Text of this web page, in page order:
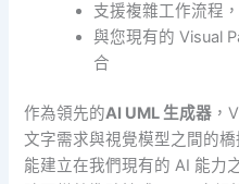
支援複雜工作流程
與您現有的 Visual
合
作為領先的AI UML 生成器 ，
文字需求與視覺模型之間的
能建立在我們現有的 AI 能力